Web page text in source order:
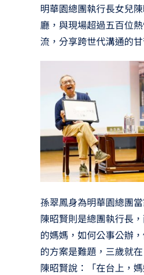
明華園總團執行長女兒
廳，與現場超過五百位
流，分享跨世代溝通的甘
孫翠鳳身為明華園總團
陳昭賢則是總團執行長
的媽媽，如何公事公辦
的方案是難題，三歲就
陳昭賢說：「在台上，